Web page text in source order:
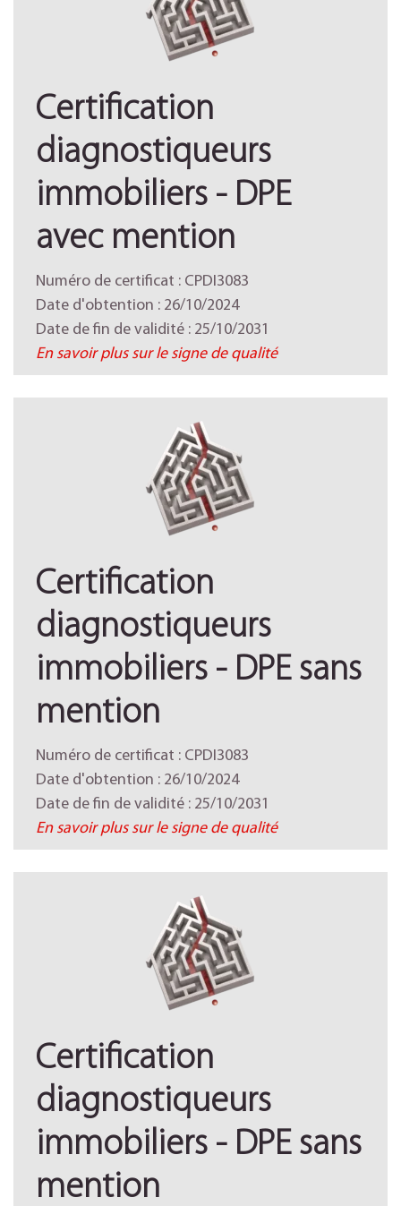
Certification
diagnostiqueurs
immobiliers - DPE
avec mention
Numéro de certificat : CPDI3083
Date d'obtention : 26/10/2024
Date de fin de validité : 25/10/2031
En savoir plus sur le signe de qualité
Certification
diagnostiqueurs
immobiliers - DPE sans
mention
Numéro de certificat : CPDI3083
Date d'obtention : 26/10/2024
Date de fin de validité : 25/10/2031
En savoir plus sur le signe de qualité
Certification
diagnostiqueurs
immobiliers - DPE sans
mention